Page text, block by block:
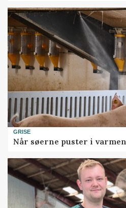
GRISE
Når søerne puster i varmen